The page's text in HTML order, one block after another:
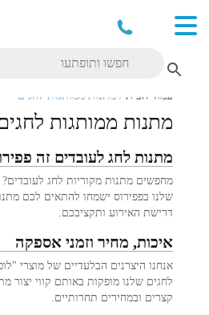
עמוד הבית/ מתנות ממותגות לחגים
מתנות ממותגות
מתנות לחג לעובדים זה
מחפשים מתנות מקוריות לחג
שלנו בפפירוס ישמחו להתאים לכם
דרישת האירוע ותקציבכם.
איכות, מחיר וזמני אספקה
אנחנו היצרנים הבלעדיים של מוצרי
לחגים שלנו מופקות באותם קווי יצור
קצרים ובמחירים תחרותיים.